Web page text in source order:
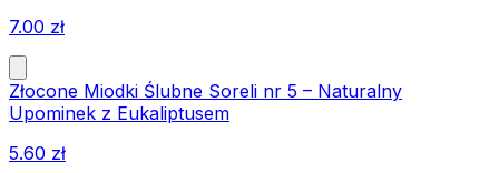
7.00 zł
Złocone Miodki Ślubne Soreli nr 5 – Naturalny
Upominek z Eukaliptusem
5.60 zł